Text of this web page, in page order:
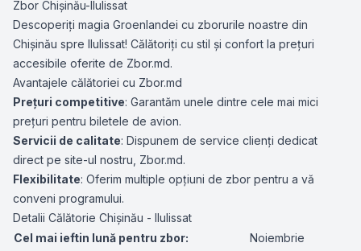
Zbor Chișinău-Ilulissat
Descoperiți magia Groenlandei cu zborurile noastre din
Chișinău spre Ilulissat! Călătoriți cu stil și confort la prețuri
accesibile oferite de Zbor.md.
Avantajele călătoriei cu Zbor.md
Prețuri competitive: Garantăm unele dintre cele mai mici
prețuri pentru biletele de avion.
Servicii de calitate: Dispunem de service clienți dedicat
direct pe site-ul nostru, Zbor.md.
Flexibilitate: Oferim multiple opțiuni de zbor pentru a vă
conveni programului.
Detalii Călătorie Chișinău - Ilulissat
Cel mai ieftin lună pentru zbor:
Noiembrie